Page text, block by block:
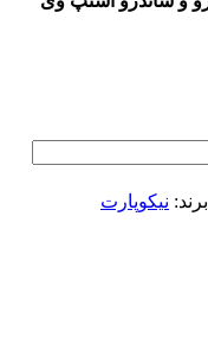
برند: نیکوپارت